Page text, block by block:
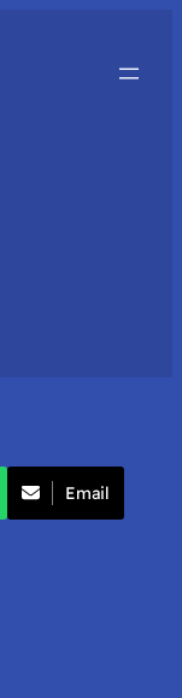
Email